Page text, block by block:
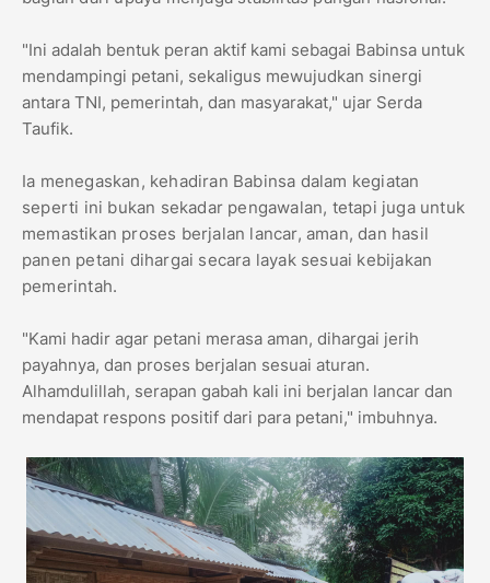
"Ini adalah bentuk peran aktif kami sebagai Babinsa untuk
mendampingi petani, sekaligus mewujudkan sinergi
antara TNI, pemerintah, dan masyarakat," ujar Serda
Taufik.
Ia menegaskan, kehadiran Babinsa dalam kegiatan
seperti ini bukan sekadar pengawalan, tetapi juga untuk
memastikan proses berjalan lancar, aman, dan hasil
panen petani dihargai secara layak sesuai kebijakan
pemerintah.
"Kami hadir agar petani merasa aman, dihargai jerih
payahnya, dan proses berjalan sesuai aturan.
Alhamdulillah, serapan gabah kali ini berjalan lancar dan
mendapat respons positif dari para petani," imbuhnya.